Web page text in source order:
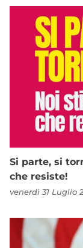
Si parte, si
che resiste!
venerdì 31 Luglio